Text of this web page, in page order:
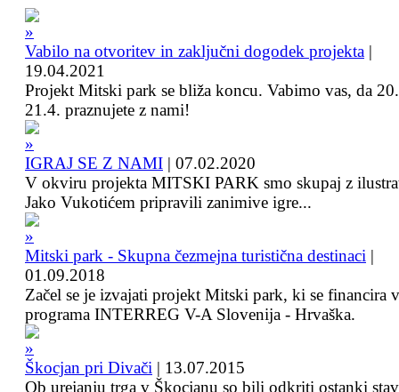
Vabilo na otvoritev in zaključni dogodek projekta |
19.04.2021
Projekt Mitski park se bliža koncu. Vabimo vas, da
21.4. praznujete z nami!
IGRAJ SE Z NAMI | 07.02.2020
V okviru projekta MITSKI PARK smo skupaj z
Jako Vukotićem pripravili zanimive igre...
Mitski park - Skupna čezmejna turistična destinaci |
01.09.2018
Začel se je izvajati projekt Mitski park, ki se financira
programa INTERREG V-A Slovenija - Hrvaška.
Škocjan pri Divači | 13.07.2015
Ob urejanju trga v Škocjanu so bili odkriti ostanki